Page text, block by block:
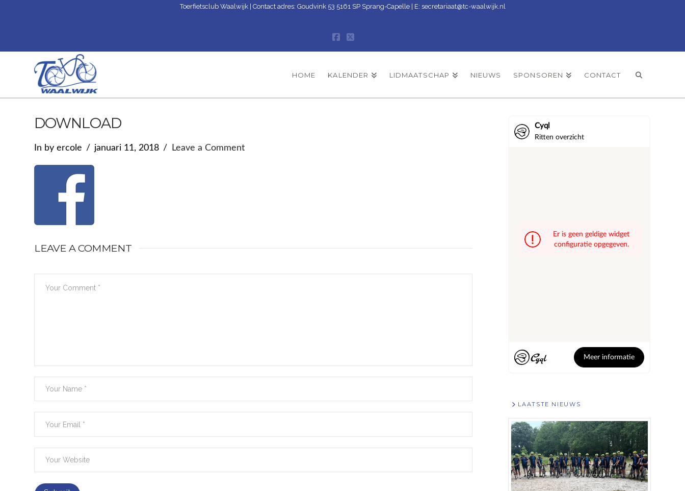
Toerfietsclub Waalwijk | Contact adres: Goudvink 53 5161 SP Sprang-Capelle | E: secretariaat@tc-waalwijk.nl
HOME KALENDER LIDMAATSCHAP NIEUWS SPONSOREN CONTACT
DOWNLOAD
In by ercole januari 11, 2018 Leave a Comment
LEAVE A COMMENT
LAATSTE NIEUWS